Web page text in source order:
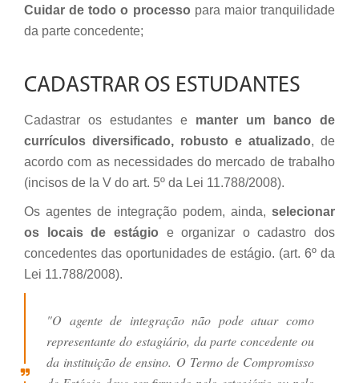
Cuidar de todo o processo para maior tranquilidade
da parte concedente;
CADASTRAR OS ESTUDANTES
Cadastrar os estudantes e manter um banco de
currículos diversificado, robusto e atualizado, de
acordo com as necessidades do mercado de trabalho
(incisos de Ia V do art. 5º da Lei 11.788/2008).
Os agentes de integração podem, ainda, selecionar
os locais de estágio e organizar o cadastro dos
concedentes das oportunidades de estágio. (art. 6º da
Lei 11.788/2008).
"O agente de integração não pode atuar como
representante do estagiário, da parte concedente ou
da instituição de ensino. O Termo de Compromisso